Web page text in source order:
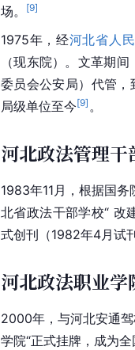
场。
[9]
1975年，经河北省人
（现东院）。文革期
委员会公安局）代管
局级单位至今[9] 。
河北政法管理
1983年11月，根据国
北省政法干部学校“ 改
式创刊（1982年4月试
河北政法职业学
2000年，与河北安通
学院“正式挂牌，成为